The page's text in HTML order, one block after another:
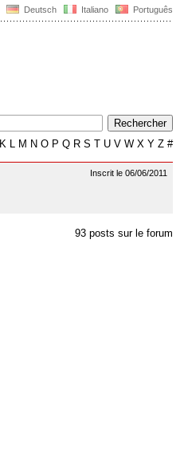
Deutsch Italiano Português
K L M N O P Q R S T U V W X Y Z #
Inscrit le 06/06/2011
93 posts sur le forum